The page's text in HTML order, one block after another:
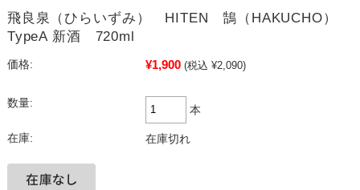
飛良泉（ひらいずみ） HITEN 鵠（HAKUCHO）
TypeA 新酒 720ml
価格: ¥1,900 (税込 ¥2,090)
数量:
本
在庫: 在庫切れ